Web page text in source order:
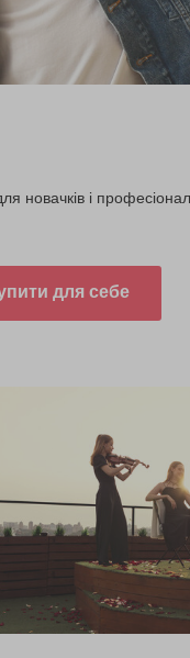
новачків і
для себе